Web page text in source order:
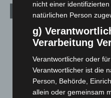
August 2026(9)
Juli 2026(73)
Juni 2026(139)
Mai 2026
(99)
April 2026 (99)
nicht einer
natürlichen Person
g)
Verarbeitung
Verantwortlicher oder
Verantwortlicher ist die
Person, Behörde,
allein oder gemeinsam